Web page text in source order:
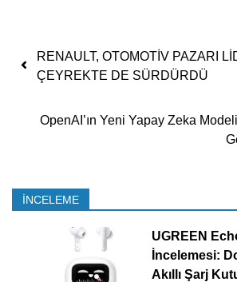
Yazı dolaşımı
RENAULT, OTOMOTİV PAZARI
ÇEYREKTE DE SÜRDÜRDÜ
OpenAI’ın Yeni Yapay Zeka
İNCELEME
UGREEN
İncelemesi:
Akıllı Şarj